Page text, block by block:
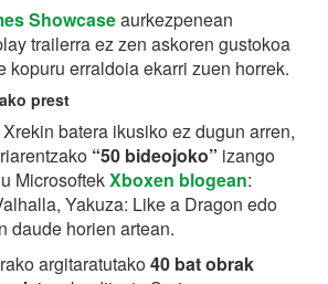
Showcaseaurkezpenean
trailerra ez zen askoren gustokoa
kopuru erraldoia ekarri zuen horrek.
prest
batera ikusiko ez dugun arren,
“50 bideojoko” izango
MicrosoftekXboxen blogean:
Yakuza: Like a Dragon edo
daude horien artean.
argitaratutako40 bat obrak